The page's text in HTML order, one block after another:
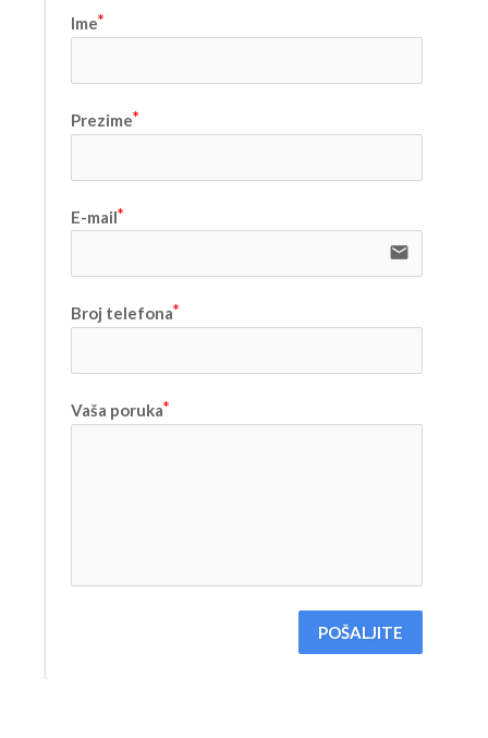
Ime
Prezime
E-mail
email
Broj telefona
Vaša poruka
POŠALJITE